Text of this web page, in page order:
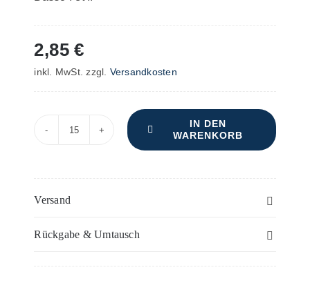
2,85€
inkl. MwSt. zzgl. Versandkosten
(2)
IN DEN
WARENKORB
Versand
Rückgabe & Umtausch